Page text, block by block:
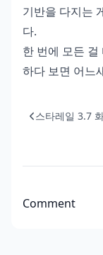
기반을 다지는
다.
한 번에 모든
하다 보면 어느
스타레일 3.7
Comment